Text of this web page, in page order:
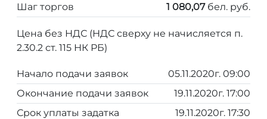
Шаг торгов
1 080,07бел. руб.
Цена без НДС (НДС сверху не начисляется п.
2.30.2 ст. 115 НК РБ)
Начало подачи заявок
05.11.2020г. 09:00
Окончание подачи заявок
19.11.2020г. 17:00
Срок уплаты задатка
19.11.2020г. 17:30